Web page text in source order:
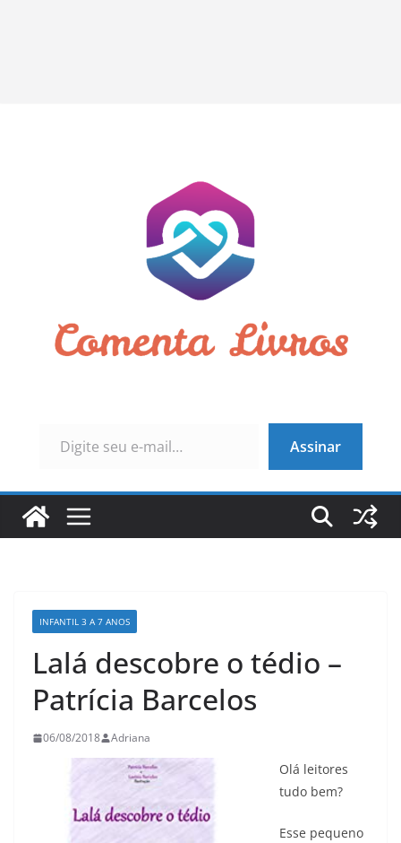
Assinar
INFANTIL 3 A 7 ANOS
Lalá descobre o tédio –
Patrícia Barcelos
06/08/2018 Adriana
Olá leitores
tudo bem?
Esse pequeno